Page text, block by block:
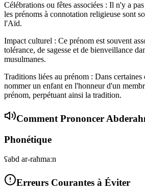
Célébrations ou fêtes associées : Il n'y a
les prénoms à connotation religieuse sont
l'Aïd.
Impact culturel : Ce prénom est souvent
tolérance, de sagesse et de bienveillance
musulmanes.
Traditions liées au prénom : Dans
nommer un enfant en l'honneur d'un
prénom, perpétuant ainsi la tradition.
Comment Prononcer
Phonétique
ʕabd ar-raħmaːn
Erreurs Courantes à Éviter